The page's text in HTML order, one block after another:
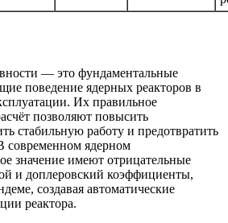
— это фундаментальные
поведение ядерных реакторов в
Их правильное
позволяют повысить
стабильную работу и предотвратить
современном ядерном
значение имеют отрицательные
и доплеровский коэффициенты,
создавая автоматические
реактора.